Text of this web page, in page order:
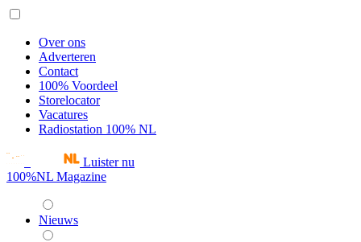
Over ons
Adverteren
Contact
100% Voordeel
Storelocator
Vacatures
Radiostation 100% NL
Luister nu
100%NL Magazine
Nieuws